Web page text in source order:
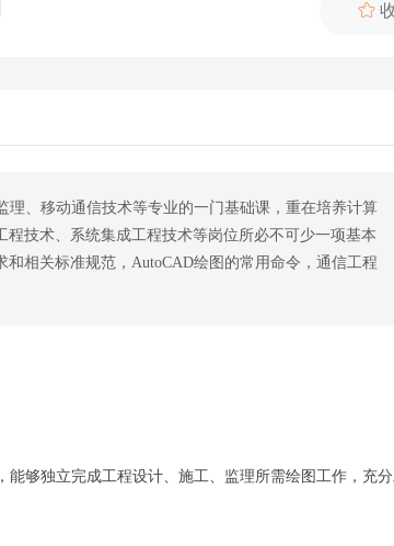

理、移动通信技术等专业的一门基础课，重在培养计算
技术、系统集成工程技术等岗位所必不可少一项基本
相关标准规范，AutoCAD绘图的常用命令，通信工程
够独立完成工程设计、施工、监理所需绘图工作，充